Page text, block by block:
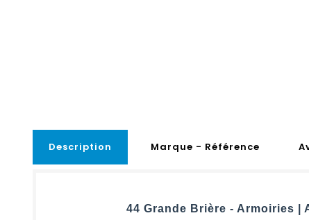
Description Marque - Référence
44 Grande Brière - Armoiries